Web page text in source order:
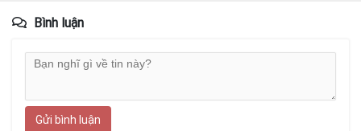
Bình luận
Gửi bình luận